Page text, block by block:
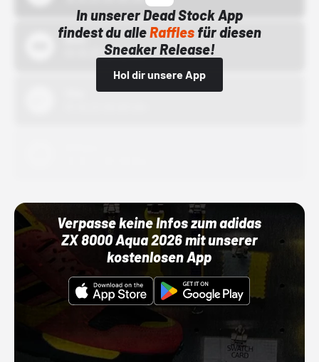
In unserer Dead Stock App
findest du alleRafflesfür diesen
Sneaker Release!
Hol dir unsere App
Bstn
01.10.22 00:00 Uhr
Verpasse keine Infos zum adidas
ZX 8000 Aqua 2026 mit unserer
kostenlosen App